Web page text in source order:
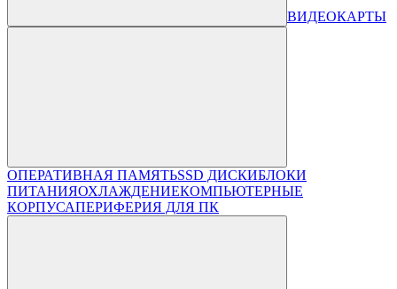
ВИДЕОКАРТЫ
ОПЕРАТИВНАЯ ПАМЯТЬSSD ДИСКИБЛОКИ
ПИТАНИЯОХЛАЖДЕНИЕКОМПЬЮТЕРНЫЕ
КОРПУСАПЕРИФЕРИЯ ДЛЯ ПК